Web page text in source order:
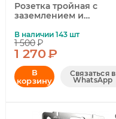
Розетка тройная с
заземлением и
Gallant серебряный
W5073106
4690389167195
В наличии 143 шт
1 500₽
1 270₽
В
корзину
Связаться в
WhatsApp